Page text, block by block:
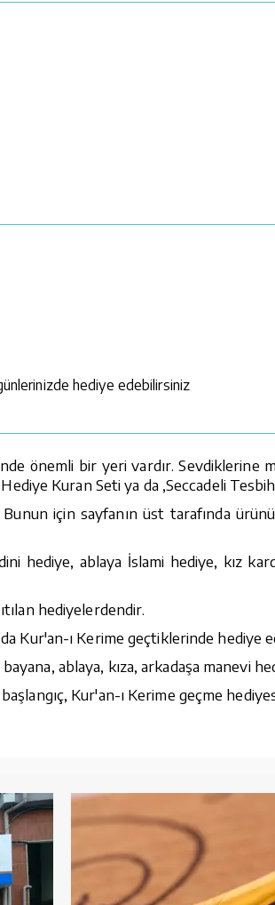
hediye edebilirsiniz
önemli bir yeri vardır. Sevdiklerine
Kuran Seti ya da ,Seccadeli
için sayfanın üst tarafında
hediye, ablaya İslami hediye, kız
hediyelerdendir.
Kur'an-ı Kerime geçtiklerinde hediye
ablaya, kıza, arkadaşa manevi
Kur'an-ı Kerime geçme